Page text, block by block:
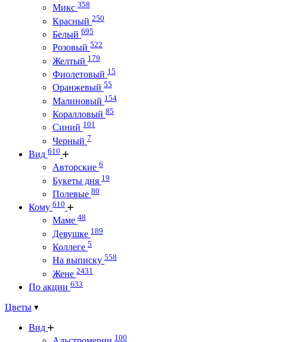
Микс 358
Красный 250
Белый 695
Розовый 522
Желтый 179
Фиолетовый 15
Оранжевый 55
Малиновый 154
Коралловый 85
Синий 101
Черный 7
Вид 610
Авторские 6
Букеты дня 19
Полевые 80
Кому 610
Маме 48
Девушке 189
Коллеге 5
На выписку 558
Жене 2431
По акции 633
Цветы
Вид
100